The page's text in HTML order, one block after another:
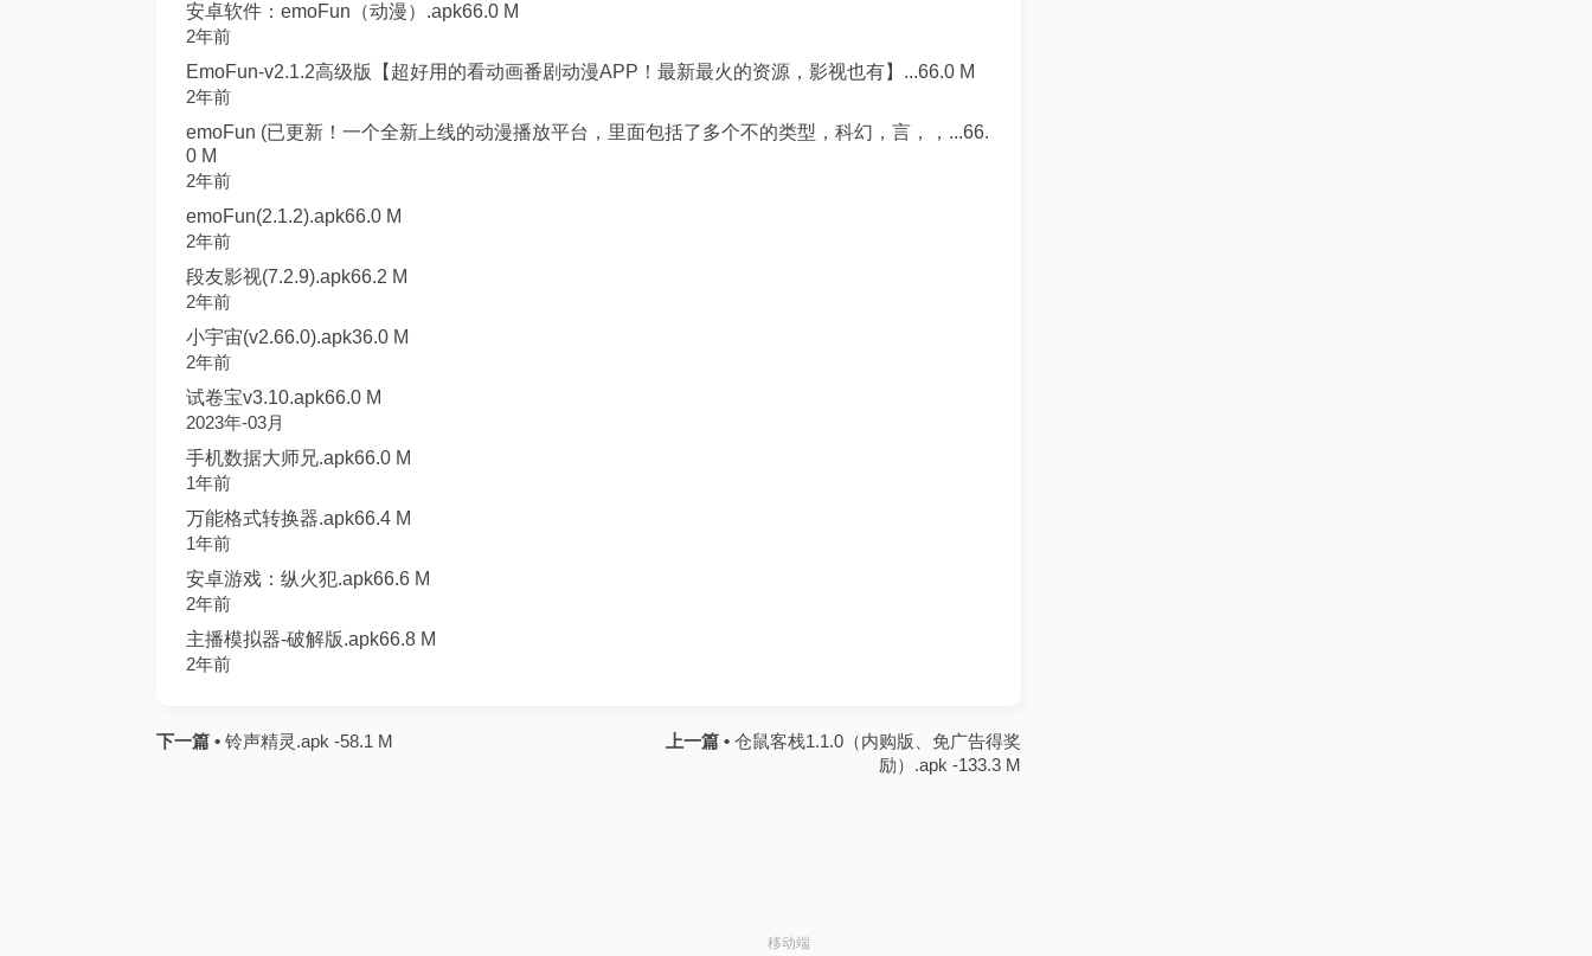
安卓软件：emoFun（动漫）.apk66.0 M
2年前
EmoFun-v2.1.2高级版【超好用的看动画番剧动漫APP！最新最火的资源，影视也有】...66.0 M
2年前
emoFun (已更新！一个全新上线的动漫播放平台，里面包括了多个不的类型，科幻，言，，...66.
0 M
2年前
emoFun(2.1.2).apk66.0 M
2年前
段友影视(7.2.9).apk66.2 M
2年前
小宇宙(v2.66.0).apk36.0 M
2年前
试卷宝v3.10.apk66.0 M
2023年-03月
手机数据大师兄.apk66.0 M
1年前
万能格式转换器.apk66.4 M
1年前
安卓游戏：纵火犯.apk66.6 M
2年前
主播模拟器-破解版.apk66.8 M
2年前
下一篇 • 铃声精灵.apk -58.1 M 上一篇 • 仓鼠客栈1.1.0（内购版、免广告得奖
励）.apk -133.3 M
移动端